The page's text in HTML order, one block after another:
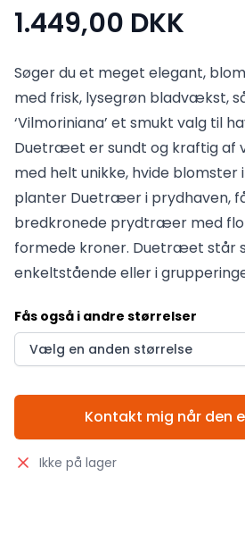
Produktinformation
1.449,00 DKK
Søger du et meget elegant,
med frisk, lysegrøn bladvækst,
‘Vilmoriniana’ et smukt valg til
Duetræet er sundt og kraftig af
med helt unikke, hvide blomster
planter Duetræer i prydhaven,
bredkronede prydtræer med
formede kroner. Duetræet står
enkeltstående eller i
Fås også i andre størrelser
Vælg en anden størrelse
Kontakt mig når den
Ikke på lager